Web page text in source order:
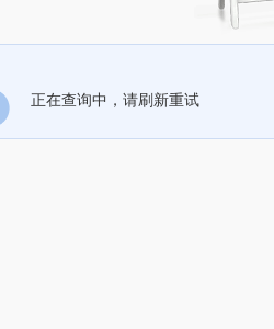
正在查询中，请刷新重试